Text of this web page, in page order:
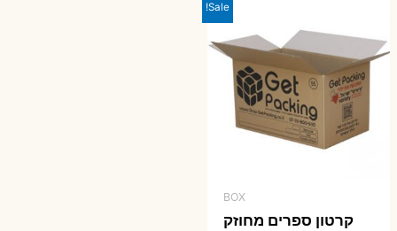
Sale!
BOX
קרטון ספרים מחוזק